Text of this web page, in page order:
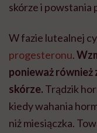
skórze i powstania
W fazie lutealnej
progesteronu.
ponieważ również
skórze. Trądzik
kiedy wahania
niż miesiączka.